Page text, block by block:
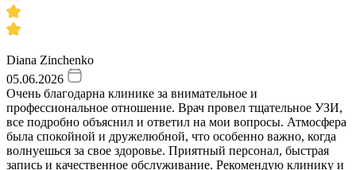
Diana Zinchenko
05.06.2026
Очень благодарна клинике за внимательное и
профессиональное отношение. Врач провел тщательное УЗИ,
все подробно объяснил и ответил на мои вопросы. Атмосфера
была спокойной и дружелюбной, что особенно важно, когда
волнуешься за свое здоровье. Приятный персонал, быстрая
запись и качественное обслуживание. Рекомендую клинику и